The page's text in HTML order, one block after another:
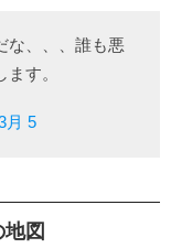
な、、、誰も悪
す。
月 5
図